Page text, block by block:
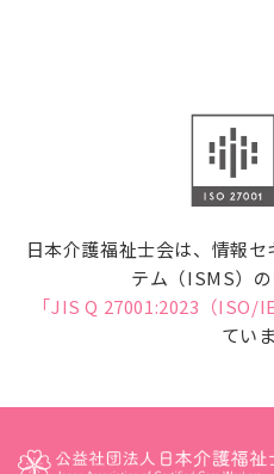
日本介護福祉士会は、情報
テム（ISMS）
「JIS Q 27001:2023（ISO/
てい